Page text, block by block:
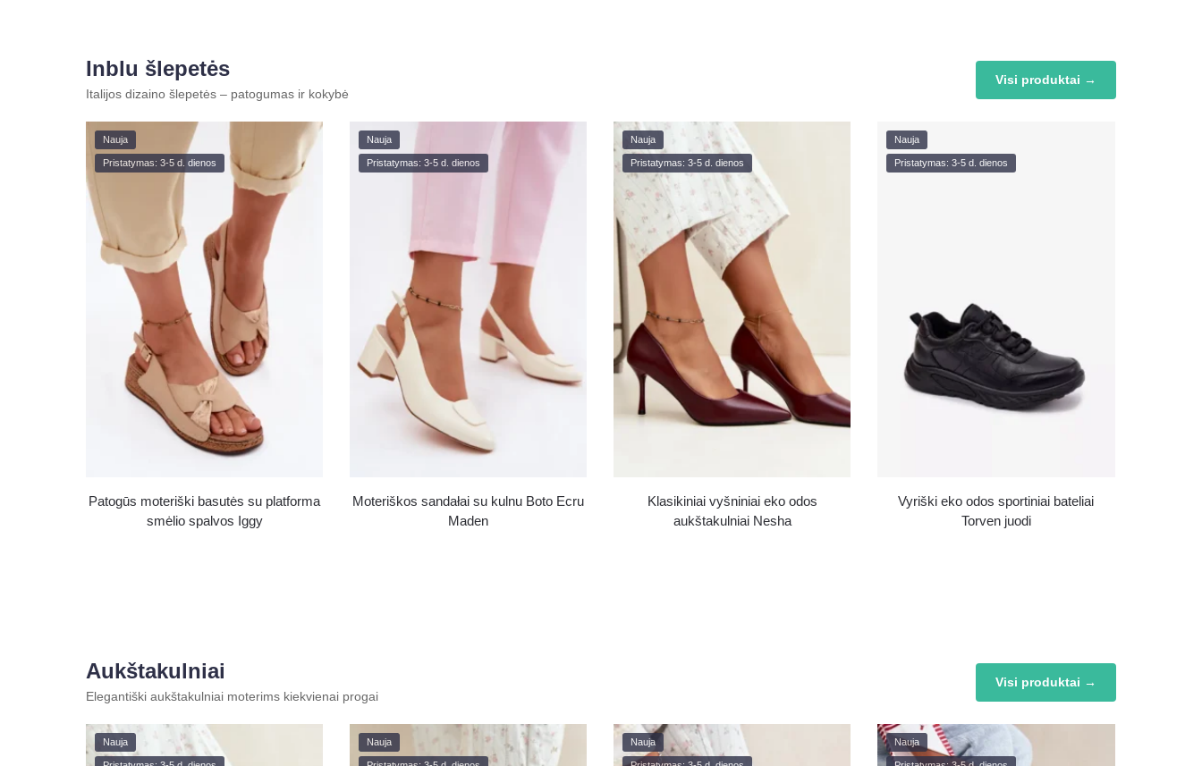
Inblu šlepetės
Italijos dizaino šlepetės – patogumas ir kokybė
Visi produktai →
Nauja
Pristatymas: 3-5 d. dienos
Patogūs moteriški basutės su platforma
smėlio spalvos Iggy
Nauja
Pristatymas: 3-5 d. dienos
Moteriškos sandałai su kulnu Boto Ecru
Maden
Nauja
Pristatymas: 3-5 d. dienos
Klasikiniai vyšniniai eko odos
aukštakulniai Nesha
Nauja
Pristatymas: 3-5 d. dienos
Vyriški eko odos sportiniai bateliai
Torven juodi
Aukštakulniai
Elegantiški aukštakulniai moterims kiekvienai progai
Visi produktai →
Nauja Nauja Nauja Nauja